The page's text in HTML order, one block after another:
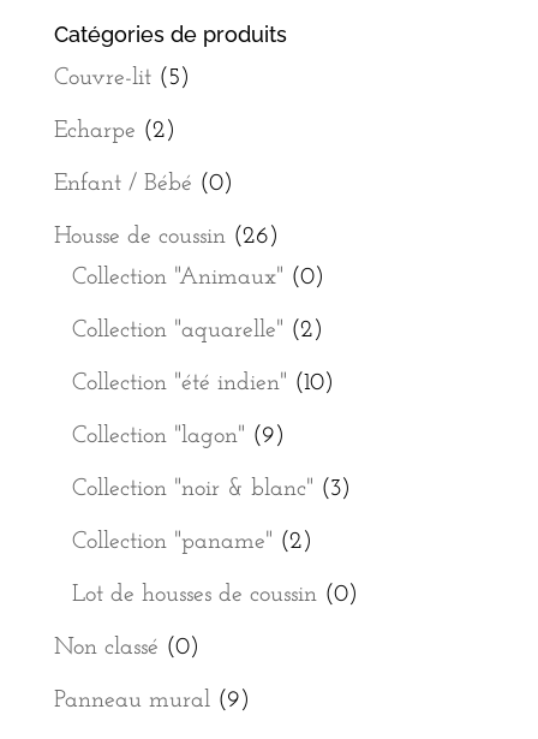
Catégories de produits
Couvre-lit (5)
Echarpe (2)
Enfant / Bébé (0)
Housse de coussin (26)
Collection "Animaux" (0)
Collection "aquarelle" (2)
Collection "été indien" (10)
Collection "lagon" (9)
Collection "noir & blanc" (3)
Collection "paname" (2)
Lot de housses de coussin (0)
Non classé (0)
Panneau mural (9)